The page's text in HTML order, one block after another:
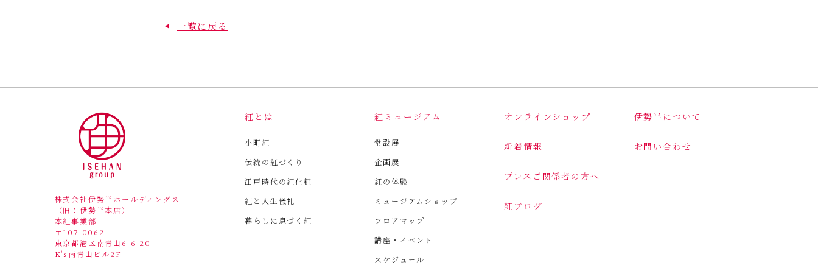
一覧に戻る
株式会社伊勢半ホールディングス
（旧：伊勢半本店）
本紅事業部
〒107-0062
東京都港区南青山6-6-20
K's南青山ビル2F
紅とは
小町紅
伝統の紅づくり
江戸時代の紅化粧
紅と人生儀礼
暮らしに息づく紅
紅ミュージアム
常設展
企画展
紅の体験
ミュージアムショップ
フロアマップ
講座・イベント
スケジュール
オンラインショップ
新着情報
プレスご関係者の方へ
紅ブログ
伊勢半について
お問い合わせ